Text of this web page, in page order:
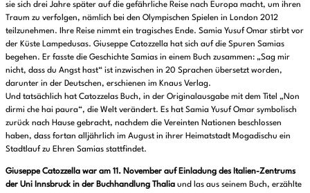
sie sich drei Jahre später auf die gefährliche Reise nach Europa macht, um ihren
Traum zu verfolgen, nämlich bei den Olympischen Spielen in London 2012
teilzunehmen. Ihre Reise nimmt ein tragisches Ende. Samia Yusuf Omar stirbt vor
der Küste Lampedusas. Giuseppe Catozzella hat sich auf die Spuren Samias
begehen. Er fasste die Geschichte Samias in einem Buch zusammen: „Sag mir
nicht, dass du Angst hast“ ist inzwischen in 20 Sprachen übersetzt worden,
darunter in der Deutschen, erschienen im Knaus Verlag.
Und tatsächlich hat Catozzelas Buch, in der Originalausgabe mit dem Titel „Non
dirmi che hai paura“, die Welt verändert. Es hat Samia Yusuf Omar symbolisch
zurück nach Hause gebracht, nachdem die Vereinten Nationen beschlossen
haben, dass fortan alljährlich im August in ihrer Heimatstadt Mogadischu ein
Stadtlauf zu Ehren Samias stattfindet.
Giuseppe Catozzella war am 11. November auf Einladung des Italien-Zentrums
der Uni Innsbruck in der Buchhandlung Thalia und las aus seinem Buch, erzählte